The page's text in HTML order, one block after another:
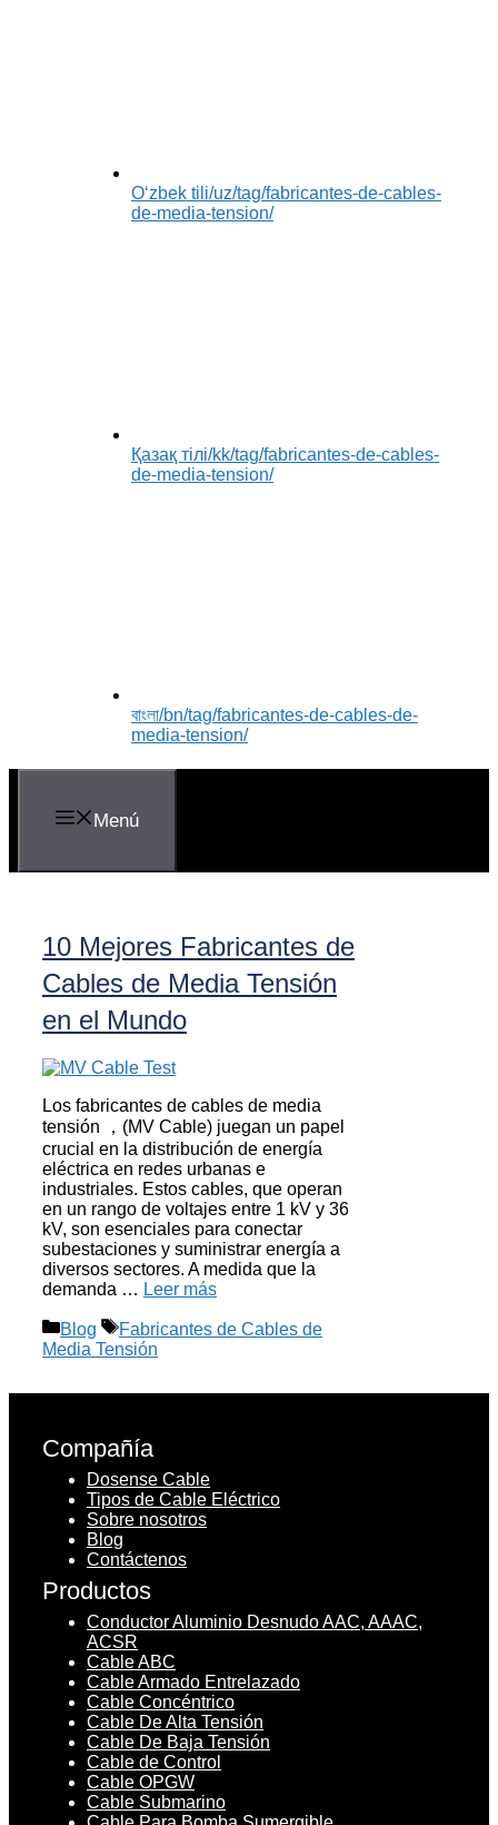
Oʻzbek tili/uz/tag/fabricantes-de-cables-
de-media-tension/
Қазақ тілі/kk/tag/fabricantes-de-cables-
de-media-tension/
বাংলা/bn/tag/fabricantes-de-cables-de-
media-tension/
Menú
10 Mejores Fabricantes de
Cables de Media Tensión
en el Mundo
Los fabricantes de cables de media
tensión ，(MV Cable) juegan un papel
crucial en la distribución de energía
eléctrica en redes urbanas e
industriales. Estos cables, que operan
en un rango de voltajes entre 1 kV y 36
kV, son esenciales para conectar
subestaciones y suministrar energía a
diversos sectores. A medida que la
demanda … Leer más
Categorías
Blog Etiquetas
Fabricantes de Cables de
Media Tensión
Compañía
Dosense Cable
Tipos de Cable Eléctrico
Sobre nosotros
Blog
Contáctenos
Productos
Conductor Aluminio Desnudo AAC, AAAC,
ACSR
Cable ABC
Cable Armado Entrelazado
Cable Concéntrico
Cable De Alta Tensión
Cable De Baja Tensión
Cable de Control
Cable OPGW
Cable Submarino